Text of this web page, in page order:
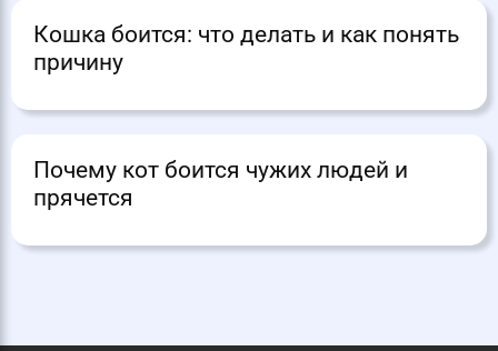
Кошка боится: что делать и как понять
причину
Почему кот боится чужих людей и
прячется